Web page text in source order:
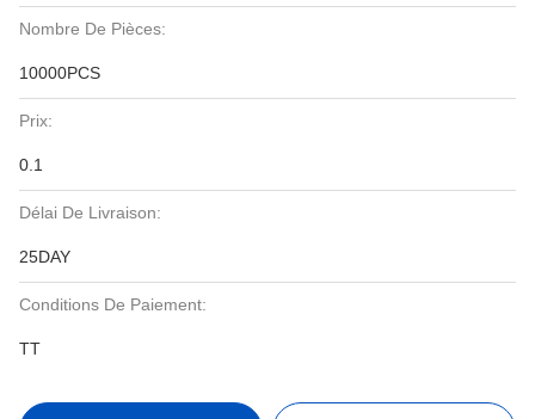
Nombre De Pièces:
10000PCS
Prix:
0.1
Délai De Livraison:
25DAY
Conditions De Paiement:
TT